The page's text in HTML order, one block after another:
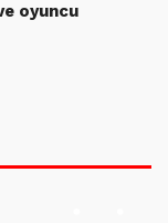
oyuncu